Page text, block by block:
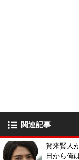
関連記事
賀来賢人
日から俺